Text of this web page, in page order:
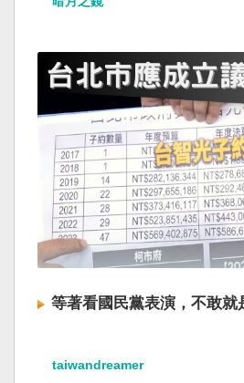
等著看國民黨表演，不敢就
taiwandreamer